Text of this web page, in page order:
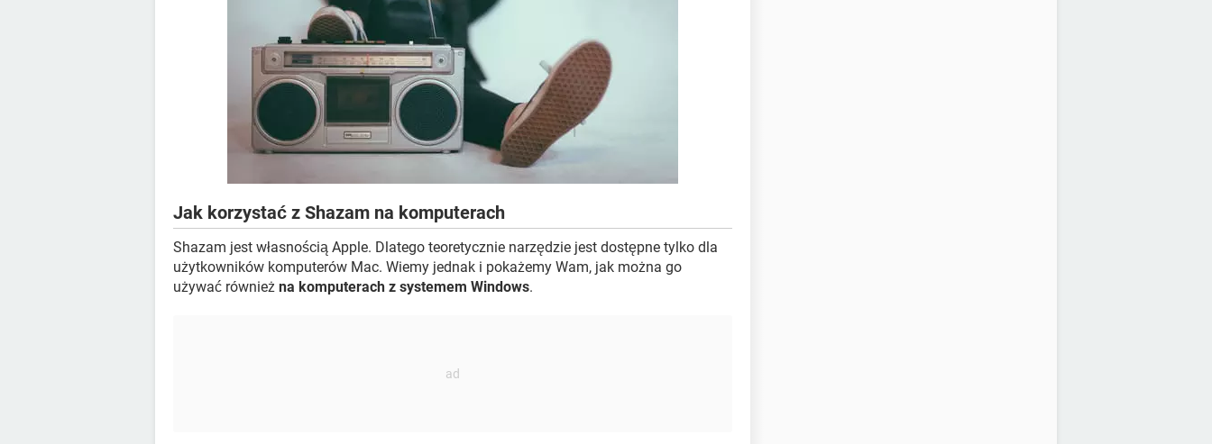
Jak korzystać z Shazam na komputerach
Shazam jest własnością Apple. Dlatego teoretycznie narzędzie jest dostępne tylko dla
użytkowników komputerów Mac. Wiemy jednak i pokażemy Wam, jak można go
używać również na komputerach z systemem Windows.